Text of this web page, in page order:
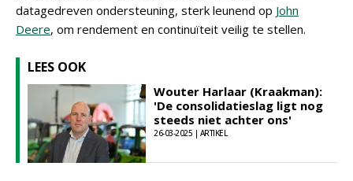
datagedreven ondersteuning, sterk leunend op John
Deere, om rendement en continuïteit veilig te stellen.
LEES OOK
Wouter Harlaar (Kraakman):
'De consolidatieslag ligt nog
steeds niet achter ons'
26-03-2025 | ARTIKEL